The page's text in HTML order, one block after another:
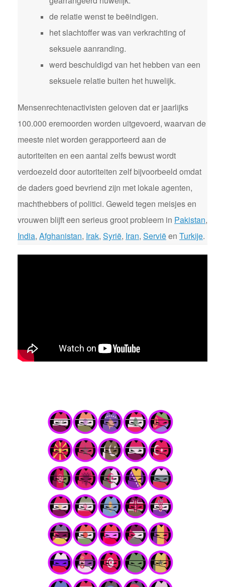
de relatie wenst te beëindigen.
het slachtoffer was van verkrachting of
seksuele aanranding.
werd beschuldigd van het hebben van een
seksuele relatie buiten het huwelijk.
Mensenrechtenactivisten geloven dat er jaarlijks
100.000 eremoorden worden uitgevoerd, waarvan de
meeste niet worden gerapporteerd aan de
autoriteiten en een aantal zelfs bewust wordt
verdoezeld door autoriteiten zelf bijvoorbeeld omdat
de daders goed bevriend zijn met lokale agenten,
machthebbers of politici. Geweld tegen meisjes en
vrouwen blijft een serieus groot probleem in Pakistan,
India, Afghanistan, Irak, Syrië, Iran, Serviëen Turkije.